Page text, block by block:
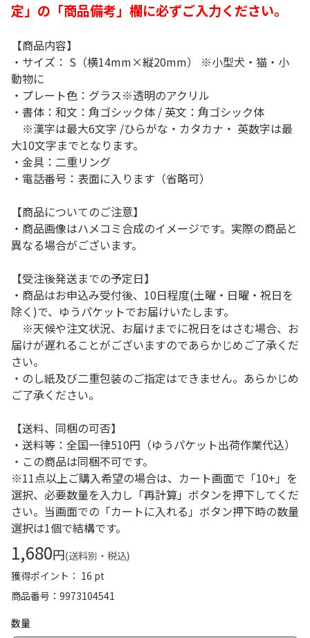
定」の「商品備考」欄に必ずご入力ください。
【商品内容】
・サイズ： S（横14mm×縦20mm） ※小型犬・猫・小
動物に
・プレート色：グラス※透明のアクリル
・書体：和文：角ゴシック体 / 英文：角ゴシック体
※漢字は最大6文字 /ひらがな・カタカナ・ 英数字は最
大10文字までとなります。
・金具：二重リング
・電話番号：表面に入ります（省略可）
【商品についてのご注意】
・商品画像はハメコミ合成のイメージです。実際の商品と
異なる場合がございます。
【受注後発送までの予定日】
・商品はお申込み受付後、10日程度(土曜・日曜・祝日を
除く)で、ゆうパケットでお届けいたします。
※天候や注文状況、お届けまでに祝日をはさむ場合、お
届けが遅れることがございますのであらかじめご了承くだ
さい。
・のし紙及び二重包装のご指定はできません。あらかじめ
ご了承ください。
【送料、同梱の可否】
・送料等：全国一律510円（ゆうパケット出荷作業代込）
・この商品は同梱不可です。
※11点以上ご購入希望の場合は、カート画面で「10+」を
選択、必要数量を入力し「再計算」ボタンを押下してくだ
さい。当画面での「カートに入れる」ボタン押下時の数量
選択は1個で結構です。
1,680円(送料別・税込)
獲得ポイント： 16 pt
商品番号
9973104541
数量